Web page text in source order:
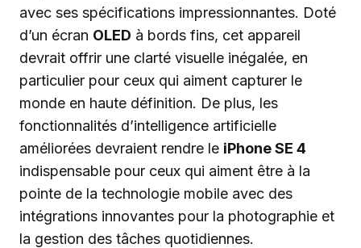
avec ses spécifications impressionnantes. Doté
d’un écran OLED à bords fins, cet appareil
devrait offrir une clarté visuelle inégalée, en
particulier pour ceux qui aiment capturer le
monde en haute définition. De plus, les
fonctionnalités d’intelligence artificielle
améliorées devraient rendre le iPhone SE 4
indispensable pour ceux qui aiment être à la
pointe de la technologie mobile avec des
intégrations innovantes pour la photographie et
la gestion des tâches quotidiennes.